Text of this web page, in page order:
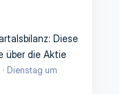
Diese
über die Aktie
Dienstag um